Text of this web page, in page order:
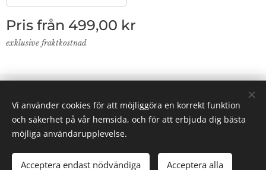
Pris från 499,00 kr
exklusive fraktkostnad
LÄGG I KUNDVAGNEN
© 2024 Lab Supplies Nordic AB, VATnr SE559250124001,
PO BOX 2013, 800 02 Gävle
Email: info(@)labsuppliesnordic.se
Cookies
Vi använder cookies för att möjliggöra en korrekt funktion
och säkerhet på vår hemsida, och för att erbjuda dig bästa
möjliga användarupplevelse.
Acceptera endast nödvändiga Acceptera alla